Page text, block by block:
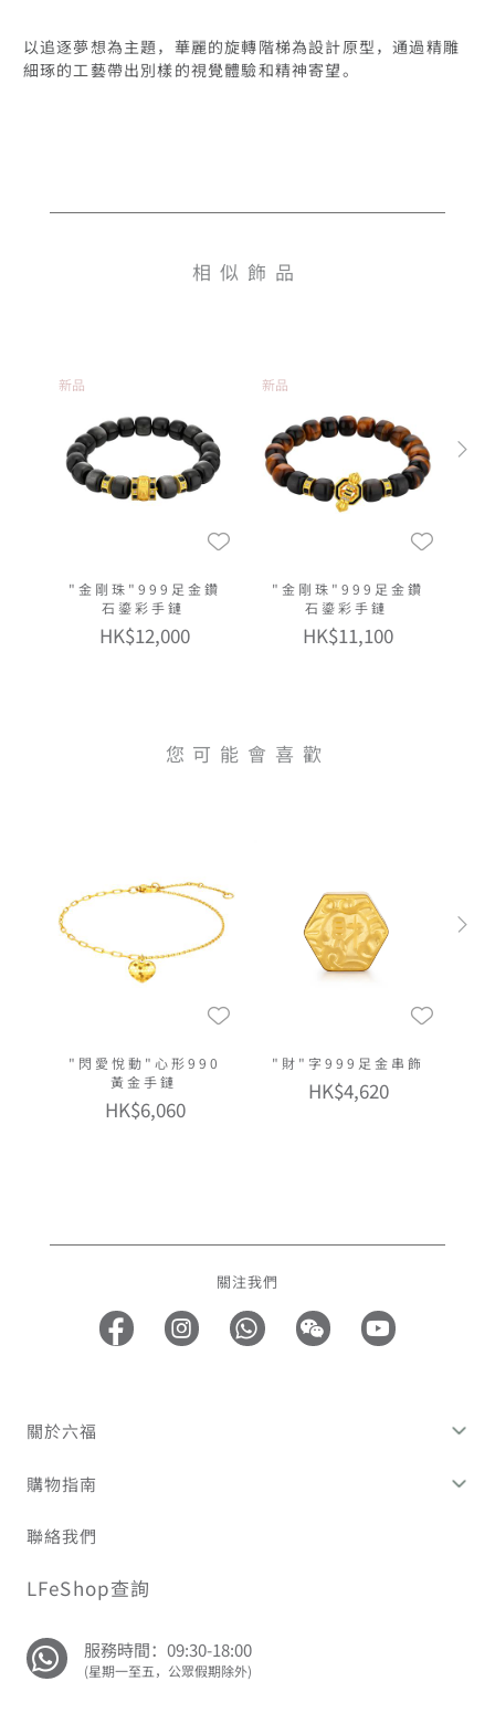
以追逐夢想為主題，華麗的旋轉階梯為設計原型，通過精雕
細琢的工藝帶出別樣的視覺體驗和精神寄望。
相似飾品
新品
"金剛珠"999足金鑽
石鎏彩手鏈
HK$12,000
新品
"金剛珠"999足金鑽
石鎏彩手鏈
HK$11,100
您可能會喜歡
"閃愛悅動"心形990
黃金手鏈
HK$6,060
"財"字999足金串飾
HK$4,620
關注我們
關於六福
購物指南
聯絡我們
LFeShop查詢
服務時間：09:30-18:00
(星期一至五，公眾假期除外)